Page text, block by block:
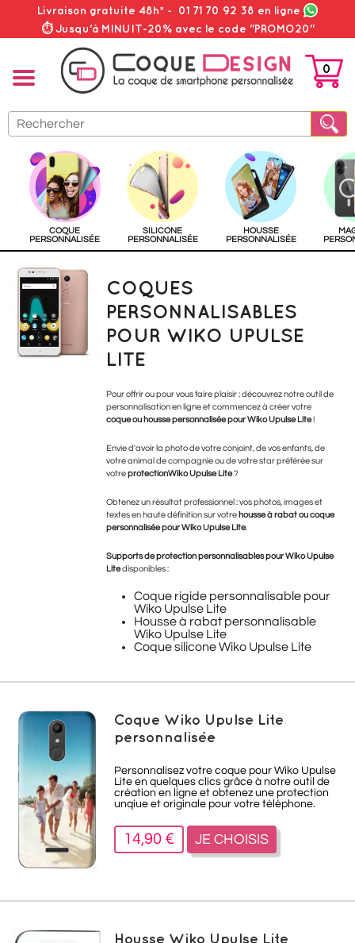
Livraison gratuite 48h* - 01 71 70 92 38 en ligne
⏱ Jusqu'à MINUIT-20% avec le code "PROMO20"
PANIER
0
COQUE
PERSONNALISÉE
SILICONE
PERSONNALISÉE
HOUSSE
PERSONNALISÉE
COQUES
PERSONNALISABLES
POUR WIKO UPULSE
LITE
Pour offrir ou pour vous faire plaisir : découvrez notre outil de
personnalisation en ligne et commencez à créer votre
coque ou housse personnalisée pour Wiko Upulse Lite!
Envie d'avoir la photo de votre conjoint, de vos enfants, de
votre animal de compagnie ou de votre star préférée sur
votreprotectionWiko Upulse Lite?
Obtenez un résultat professionnel : vos photos, images et
textes en haute définition sur votre housse à rabat ou coque
personnalisée pour Wiko Upulse Lite.
Supports de protection personnalisables pourWiko Upulse
Litedisponibles :
Coque rigide personnalisable pour
Wiko Upulse Lite
Housse à rabat personnalisable
Wiko Upulse Lite
Coque silicone Wiko Upulse Lite
Coque Wiko Upulse Lite
personnalisée
Personnalisez votre coque pour Wiko Upulse
Lite en quelques clics grâce à notre outil de
création en ligne et obtenez une protection
unqiue et originale pour votre téléphone.
14,90 € JE CHOISIS
Housse Wiko Upulse Lite